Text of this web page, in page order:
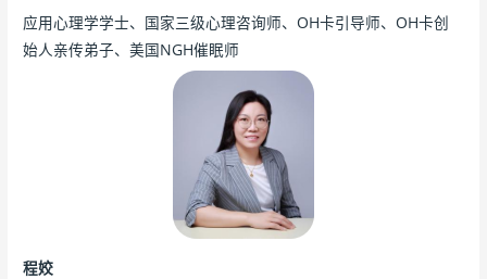
应用心理学学士、国家三级心理咨询师、OH卡引导师、OH卡创
始人亲传弟子、美国NGH催眠师
程姣